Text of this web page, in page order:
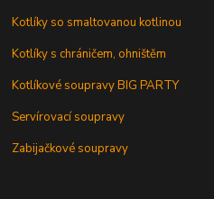
Kotlíky so smaltovanou kotlinou
Kotlíky s chráničem, ohništěm
Kotlíkové soupravy BIG PARTY
Servírovací soupravy
Zabijačkové soupravy